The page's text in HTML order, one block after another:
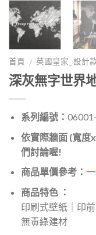
首頁 / 英國皇家_ 設計
深灰無字世界
系列編號：
依實際牆面 (寬度
們討論喔!
商品單價參考：
商品特色 ：
印刷式壁紙｜印
無毒綠建材